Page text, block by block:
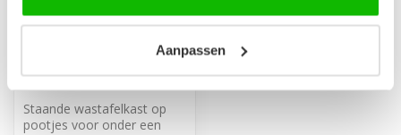
Aanpassen
Staande wastafelkast op
pootjes voor onder een